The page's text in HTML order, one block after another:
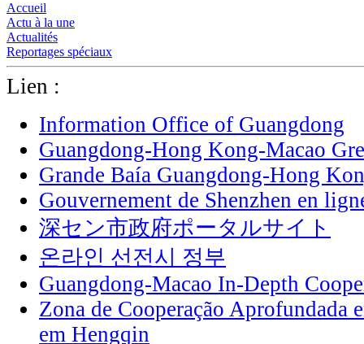
Accueil
Actu à la une
Actualités
Reportages spéciaux
Lien :
Information Office of Guangdong
Guangdong-Hong Kong-Macao
Grande Baía Guangdong-Hong
Gouvernement de Shenzhen en
深セン市政府ポータルサイト
온라인 선전시 정부
Guangdong-Macao In-Depth
Zona de Cooperação Aprofundada
em Hengqin